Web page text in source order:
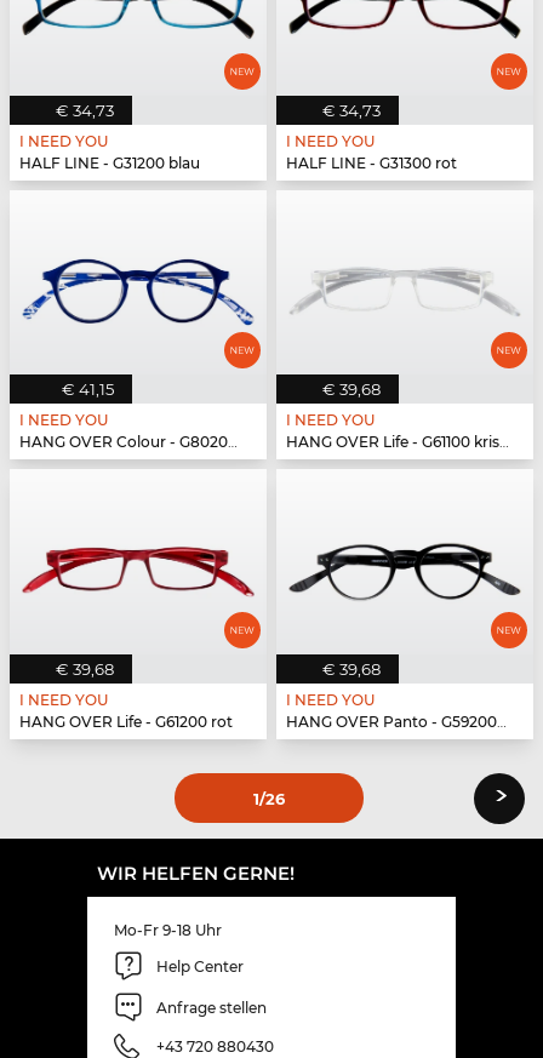
€ 34,73
I NEED YOU
HALF LINE - G31200 blau
€ 34,73
I NEED YOU
HALF LINE - G31300 rot
€ 41,15
I NEED YOU
HANG OVER Colour - G80200 blau
€ 39,68
I NEED YOU
HANG OVER Life - G61100 kristall
€ 39,68
I NEED YOU
HANG OVER Life - G61200 rot
€ 39,68
I NEED YOU
HANG OVER Panto - G59200 schwarz
1/26 ›
WIR HELFEN GERNE!
Mo-Fr 9-18 Uhr
Help Center
Anfrage stellen
+43 720 880430